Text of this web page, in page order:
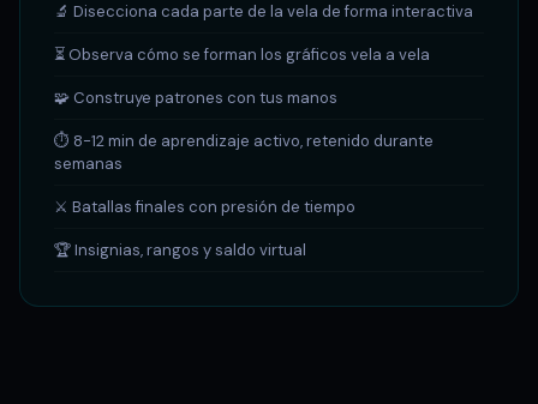
🔬 Disecciona cada parte de la vela de forma interactiva
⏳ Observa cómo se forman los gráficos vela a vela
🧩 Construye patrones con tus manos
⏱ 8-12 min de aprendizaje activo, retenido durante
semanas
⚔️ Batallas finales con presión de tiempo
🏆 Insignias, rangos y saldo virtual